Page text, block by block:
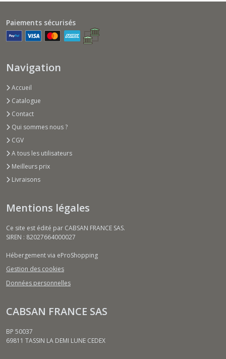
Paiements sécurisés
Navigation
Accueil
Catalogue
Contact
Qui sommes nous ?
CGV
A tous les utilisateurs
Meilleurs prix
Livraisons
Mentions légales
Ce site est édité par CABSAN FRANCE SAS.
SIREN : 82027664000027
Hébergement via eProShopping
Gestion des cookies
Données personnelles
CABSAN FRANCE SAS
BP 50037
69811 TASSIN LA DEMI LUNE CEDEX